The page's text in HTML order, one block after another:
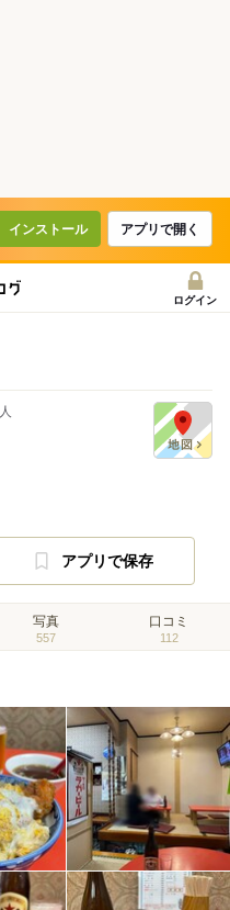
インストール アプリで開く
ログイン
人
アプリで保存
写真
557
口コミ
112